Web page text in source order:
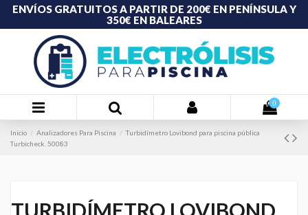
ENVÍOS GRATUITOS A PARTIR DE 200€ EN PENÍNSULA Y
350€ EN BALEARES
0
Inicio Analizadores Para Piscina
Turbidímetro Lovibond para piscina pública
Turbicheck. 50083